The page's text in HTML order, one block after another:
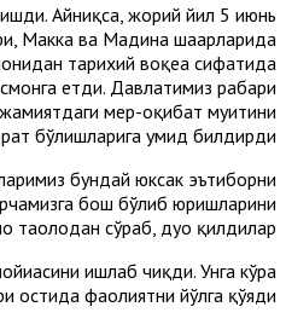
Айниқса, жорий йил 5 июнь
Макка ва Мадина шаҳарларида
тарихий воқеа сифатида
етди. Давлатимиз раҳбари
меҳр-оқибат муҳитини
бўлишларига умид билдирди.
бундай юксак эътиборни
бош бўлиб юришларини
таолодан сўраб, дуо қилдилар.
ишлаб чиқди. Унга кўра
остида фаолиятни йўлга қўяди.